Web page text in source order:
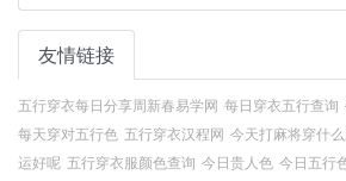
友情链接
五行穿衣每日分享周新春易学网 每日穿衣五行查询
每天穿对五行色 五行穿衣汉程网 今天打麻将穿什
运好呢 五行穿衣服颜色查询 今日贵人色 今日五行